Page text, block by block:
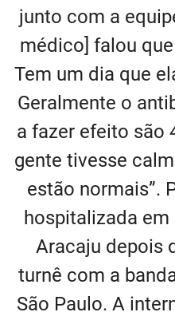
junto com a
médico] falou
Tem um dia que
Geralmente o
a fazer efeito são
gente tivesse
estão normais”.
hospitalizada
Aracaju depois
turnê com a
São Paulo. A